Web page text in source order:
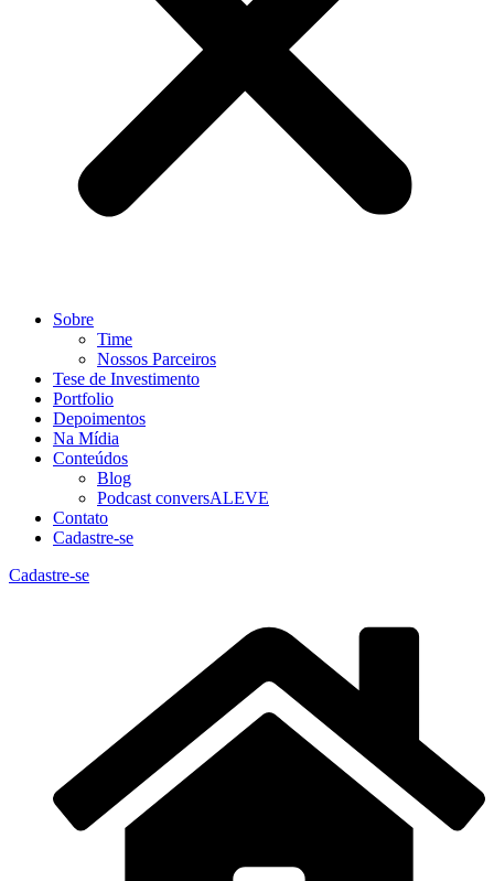
Sobre
Time
Nossos Parceiros
Tese de Investimento
Portfolio
Depoimentos
Na Mídia
Conteúdos
Blog
Podcast conversALEVE
Contato
Cadastre-se
Cadastre-se